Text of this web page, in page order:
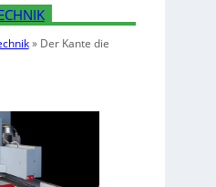
» Der Kante die